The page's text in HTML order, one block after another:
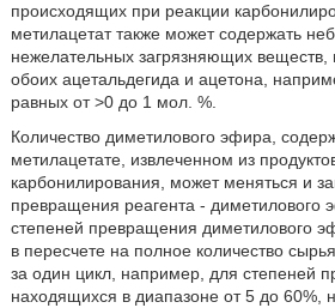
происходящих при реакции
метилацетат также может содержать
нежелательных загрязняющих
обоих ацетальдегида и ацетона,
равных от >0 до 1 мол. %.
Количество диметилового эфира,
метилацетате, извлеченном из
карбонилирования, может меняться и
превращения реагента - диметилового
степеней превращения диметилового
в пересчете на полное количество
за один цикл, например, для степеней
находящихся в диапазоне от 5 до 60%,